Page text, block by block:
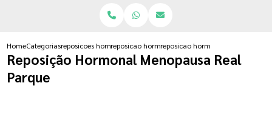
HomeCategoriasreposicoes hormonaisreposicao hormonal adesivoreposicao hormonal menopausa
Reposição Hormonal Menopausa Real
Parque